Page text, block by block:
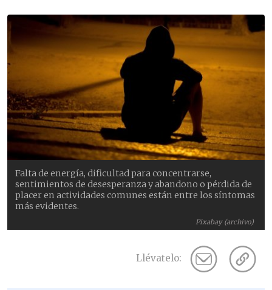
Pixabay (archivo)
Falta de energía, dificultad para concentrarse,
sentimientos de desesperanza y abandono o pérdida de
placer en actividades comunes están entre los síntomas
más evidentes.
Llévatelo: